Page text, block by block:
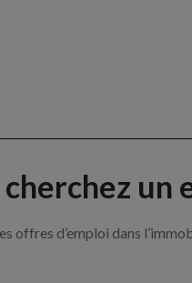
un
offres d’emploi dans